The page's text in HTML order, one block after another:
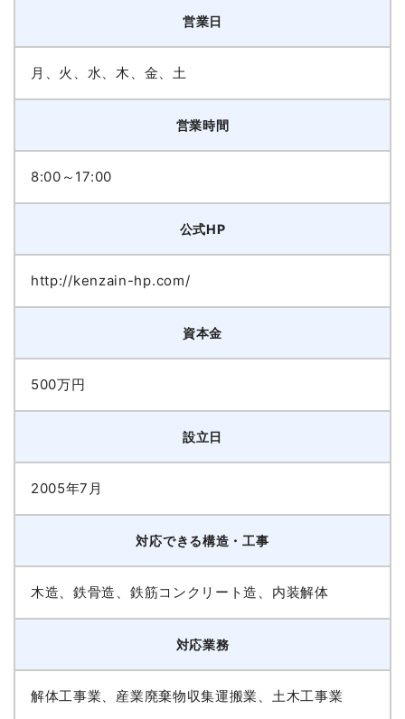
営業日
月、火、水、木、金、土
営業時間
8:00～17:00
公式HP
http://kenzain-hp.com/
資本金
500万円
設立日
2005年7月
対応できる構造・工事
木造、鉄骨造、鉄筋コンクリート造、内装解体
対応業務
解体工事業、産業廃棄物収集運搬業、土木工事業